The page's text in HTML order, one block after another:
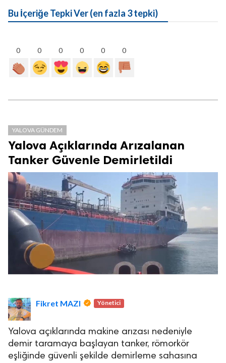
Bu İçeriğe Tepki Ver (en fazla 3 tepki)
0 0 0 0 0 0
YALOVA GÜNDEM
Yalova Açıklarında Arızalanan
Tanker Güvenle Demirletildi
Fikret MAZI Yönetici
Yalova açıklarında makine arızası nedeniyle
demir taramaya başlayan tanker, römorkör
eşliğinde güvenli şekilde demirleme sahasına